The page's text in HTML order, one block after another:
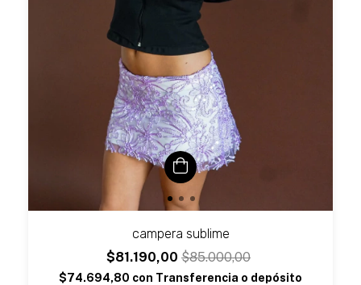
campera sublime
$81.190,00 $85.000,00
$74.694,80 con Transferencia o depósito